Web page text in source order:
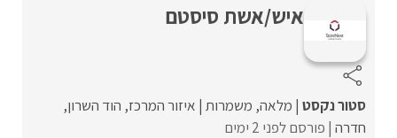
איש/אשת סיסטם
סטור נקסט מלאה משמרות איזור המרכז הוד השרון
חדרה פורסם לפני 2 ימים